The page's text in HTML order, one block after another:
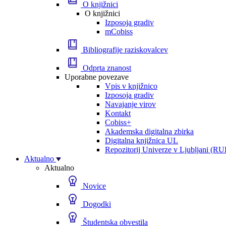
O knjižnici
O knjižnici
Izposoja gradiv
mCobiss
Bibliografije raziskovalcev
Odprta znanost
Uporabne povezave
Vpis v knjižnico
Izposoja gradiv
Navajanje virov
Kontakt
Cobiss+
Akademska digitalna zbirka
Digitalna knjižnica UL
Repozitorij Univerze v Ljubljani
Aktualno
Aktualno
Novice
Dogodki
Študentska obvestila